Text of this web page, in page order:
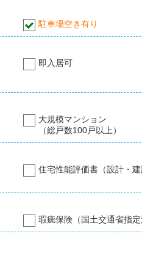
駐車場空き有り
即入居可
大規模マンション
（総戸数100戸以上）
住宅性能評価書（設計・
瑕疵保険（国土交通省指